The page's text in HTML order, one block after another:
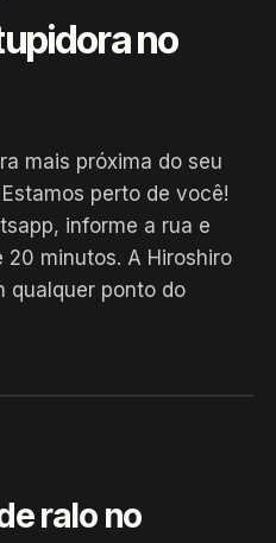
no
mais próxima do seu
perto de você!
informe a rua e
minutos. A Hiroshiro
qualquer ponto do
ralo no